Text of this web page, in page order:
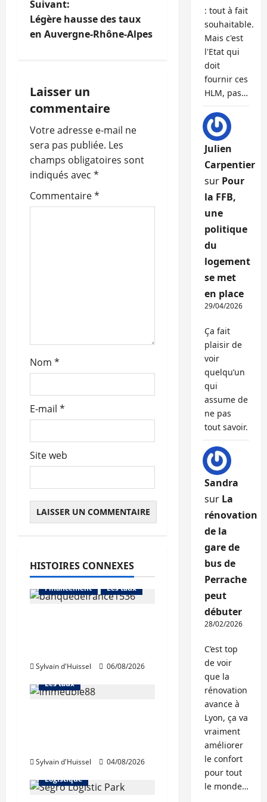
i
t
i
o
n
d
c
l
e
Suivant:
Légère hausse des taux
en Auvergne-Rhône-Alpes
Laisser un
commentaire
Votre adresse e-mail ne
sera pas publiée. Les
champs obligatoires sont
indiqués avec *
Commentaire*
Nom *
E-mail *
Site web
HISTOIRES CONNEXES
Abonnés
Financement
Les taux
Sylvain d'Huissel 06/08/2026
L'avis des courtiers
Les taux
Sylvain d'Huissel 04/08/2026
Immo d'entreprise
Logistique
: tout à fait
souhaitable.
Mais c'est
l'Etat qui
doit
fournir ces
HLM, pas…
Julien
Carpentier
sur Pour
la FFB,
une
politique
du
logement
se met
en place
29/04/2026
Ça fait
plaisir de
voir
quelqu’un
qui
assume de
ne pas
tout savoir.
Sandra
sur La
rénovation
de la
gare de
bus de
Perrache
peut
débuter
28/02/2026
C’est top
de voir
que la
rénovation
avance à
Lyon, ça va
vraiment
améliorer
le confort
pour tout
le monde…